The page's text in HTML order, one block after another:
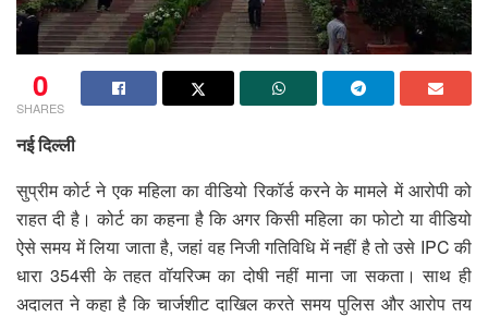
0
SHARES
नई दिल्ली
सुप्रीम कोर्ट ने एक महिला का वीडियो रिकॉर्ड करने के मामले में आरोपी को
राहत दी है। कोर्ट का कहना है कि अगर किसी महिला का फोटो या वीडियो
ऐसे समय में लिया जाता है, जहां वह निजी गतिविधि में नहीं है तो उसे IPC की
धारा 354सी के तहत वॉयरिज्म का दोषी नहीं माना जा सकता। साथ ही
अदालत ने कहा है कि चार्जशीट दाखिल करते समय पुलिस और आरोप तय